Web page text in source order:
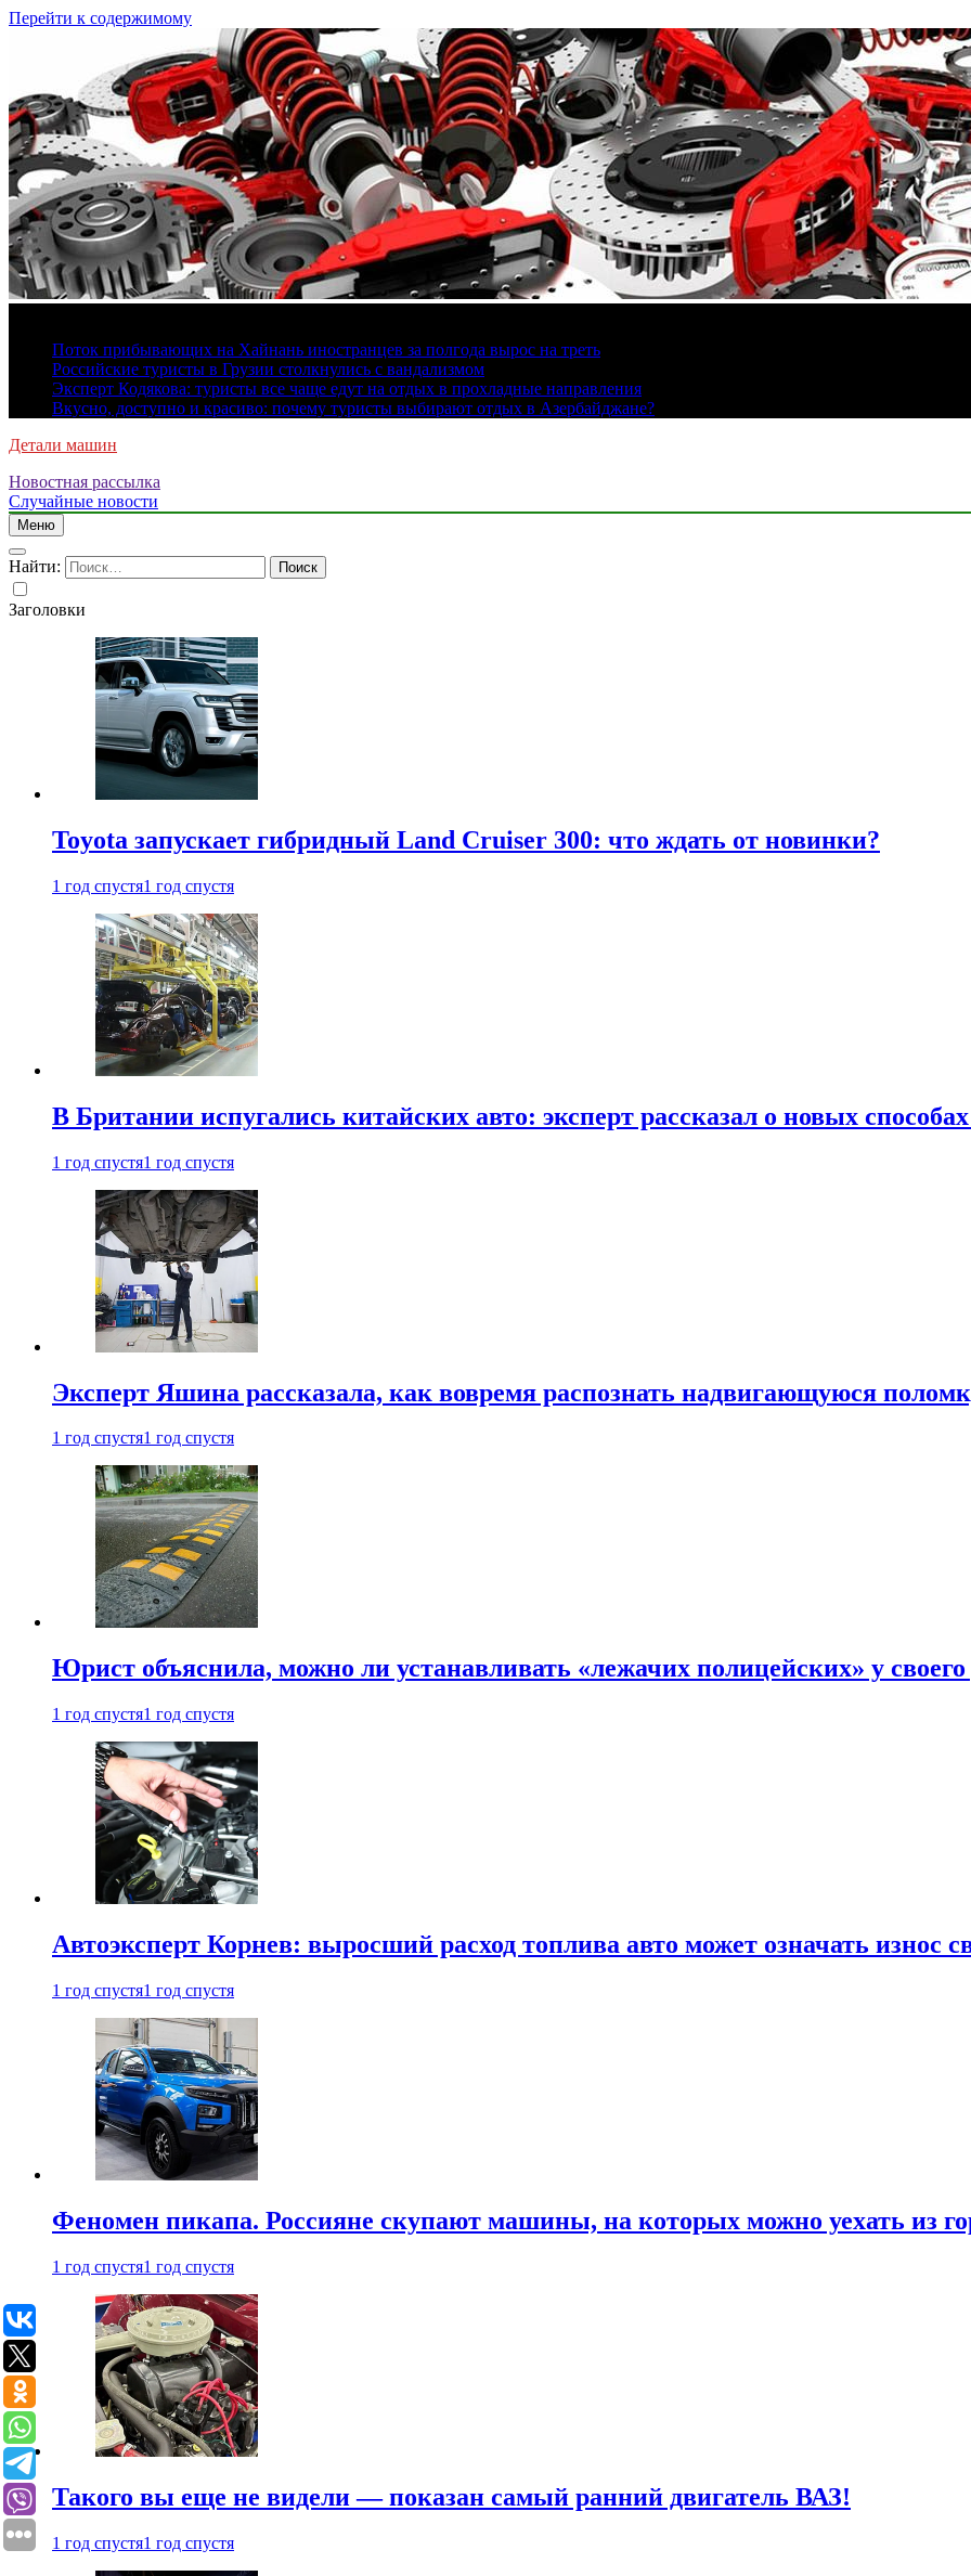
Перейти к содержимому
Поток прибывающих на Хайнань иностранцев за полгода вырос на треть
Российские туристы в Грузии столкнулись с вандализмом
Эксперт Кодякова: туристы все чаще едут на отдых в прохладные направления
Вкусно, доступно и красиво: почему туристы выбирают отдых в Азербайджане?
Детали машин
Новостная рассылка
Случайные новости
Меню
Найти:
Заголовки
Toyota запускает гибридный Land Cruiser 300: что ждать от новинки?
1 год спустя1 год спустя
В Британии испугались китайских авто: эксперт рассказал о новых
1 год спустя1 год спустя
Эксперт Яшина рассказала, как вовремя распознать надвигающуюся
1 год спустя1 год спустя
Юрист объяснила, можно ли устанавливать «лежачих полицейских» у
1 год спустя1 год спустя
Автоэксперт Корнев: выросший расход топлива авто может означать износ
1 год спустя1 год спустя
Феномен пикапа. Россияне скупают машины, на которых можно уехать из
1 год спустя1 год спустя
Такого вы еще не видели — показан самый ранний двигатель ВАЗ!
1 год спустя1 год спустя